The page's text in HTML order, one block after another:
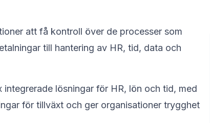
att få kontroll över de processer som
till hantering av HR, tid, data och
lösningar för HR, lön och tid, med
för tillväxt och ger organisationer trygghet